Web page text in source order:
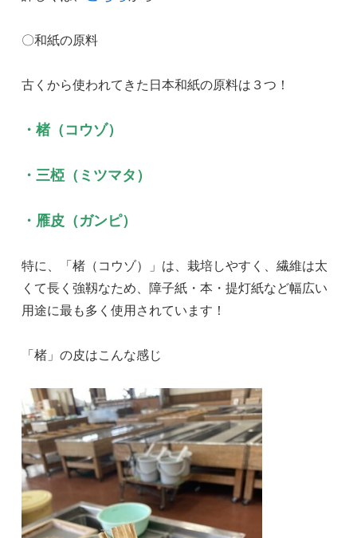
〇和紙の原料
古くから使われてきた日本和紙の原料は３つ！
・楮（コウゾ）
・三椏（ミツマタ）
・雁皮（ガンピ）
特に、「楮（コウゾ）」は、栽培しやすく、繊維は太
くて長く強靱なため、障子紙・本・提灯紙など幅広い
用途に最も多く使用されています！
「楮」の皮はこんな感じ